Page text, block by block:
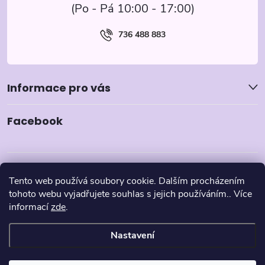
Tento web používá soubory cookie. Dalším procházením
tohoto webu vyjadřujete souhlas s jejich používáním.. Více
informacízde.
Nastavení
736 488 883
Informace pro vás
Facebook
Copyright 2026Pyzamka.cz. Všechna práva vyhrazena.